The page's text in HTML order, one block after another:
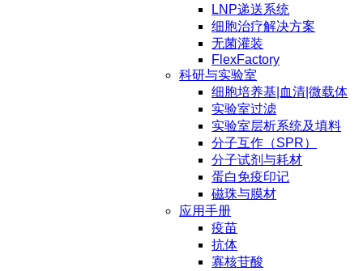
LNP递送系统
细胞治疗解决方案
无菌灌装
FlexFactory
科研与实验室
细胞培养基|血清|微载体
实验室过滤
实验室层析系统及填料
分子互作（SPR）
分子试剂与耗材
蛋白免疫印记
磁珠与膜材
应用手册
疫苗
抗体
寡核苷酸